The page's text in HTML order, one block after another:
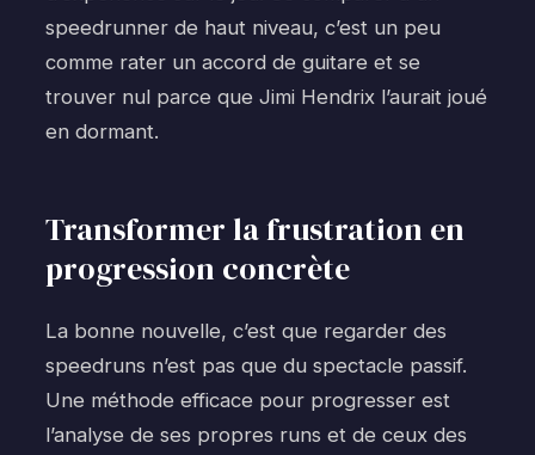
speedrunner de haut niveau, c’est un peu
comme rater un accord de guitare et se
trouver nul parce que Jimi Hendrix l’aurait joué
en dormant.
Transformer la frustration en
progression concrète
La bonne nouvelle, c’est que regarder des
speedruns n’est pas que du spectacle passif.
Une méthode efficace pour progresser est
l’analyse de ses propres runs et de ceux des